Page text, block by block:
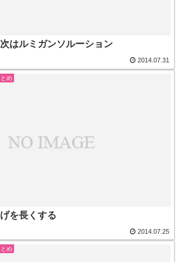
はルミガンソルーション
2014.07.31
め
を長くする
2014.07.25
め